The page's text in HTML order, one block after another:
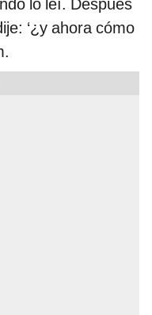
lo leí. Después
‘¿y ahora cómo